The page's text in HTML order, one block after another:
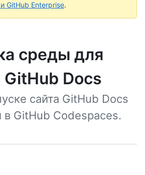
GitHub Enterprise.
среды для
Docs
сайта GitHub Docs
в GitHub Codespaces.